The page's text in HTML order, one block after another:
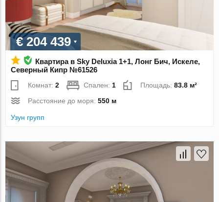
€ 204 439
Квартира в Sky Deluxia 1+1, Лонг Бич, Искеле,
Северный Кипр №61526
Комнат:2 Спален: 1 Площадь:83.8 м²
Расстояние до моря:550 м
Узун групп